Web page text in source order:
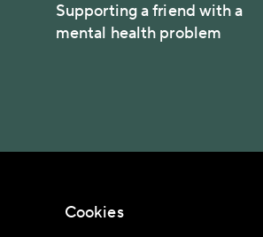
Supporting a friend with a
mental health problem
Cookies